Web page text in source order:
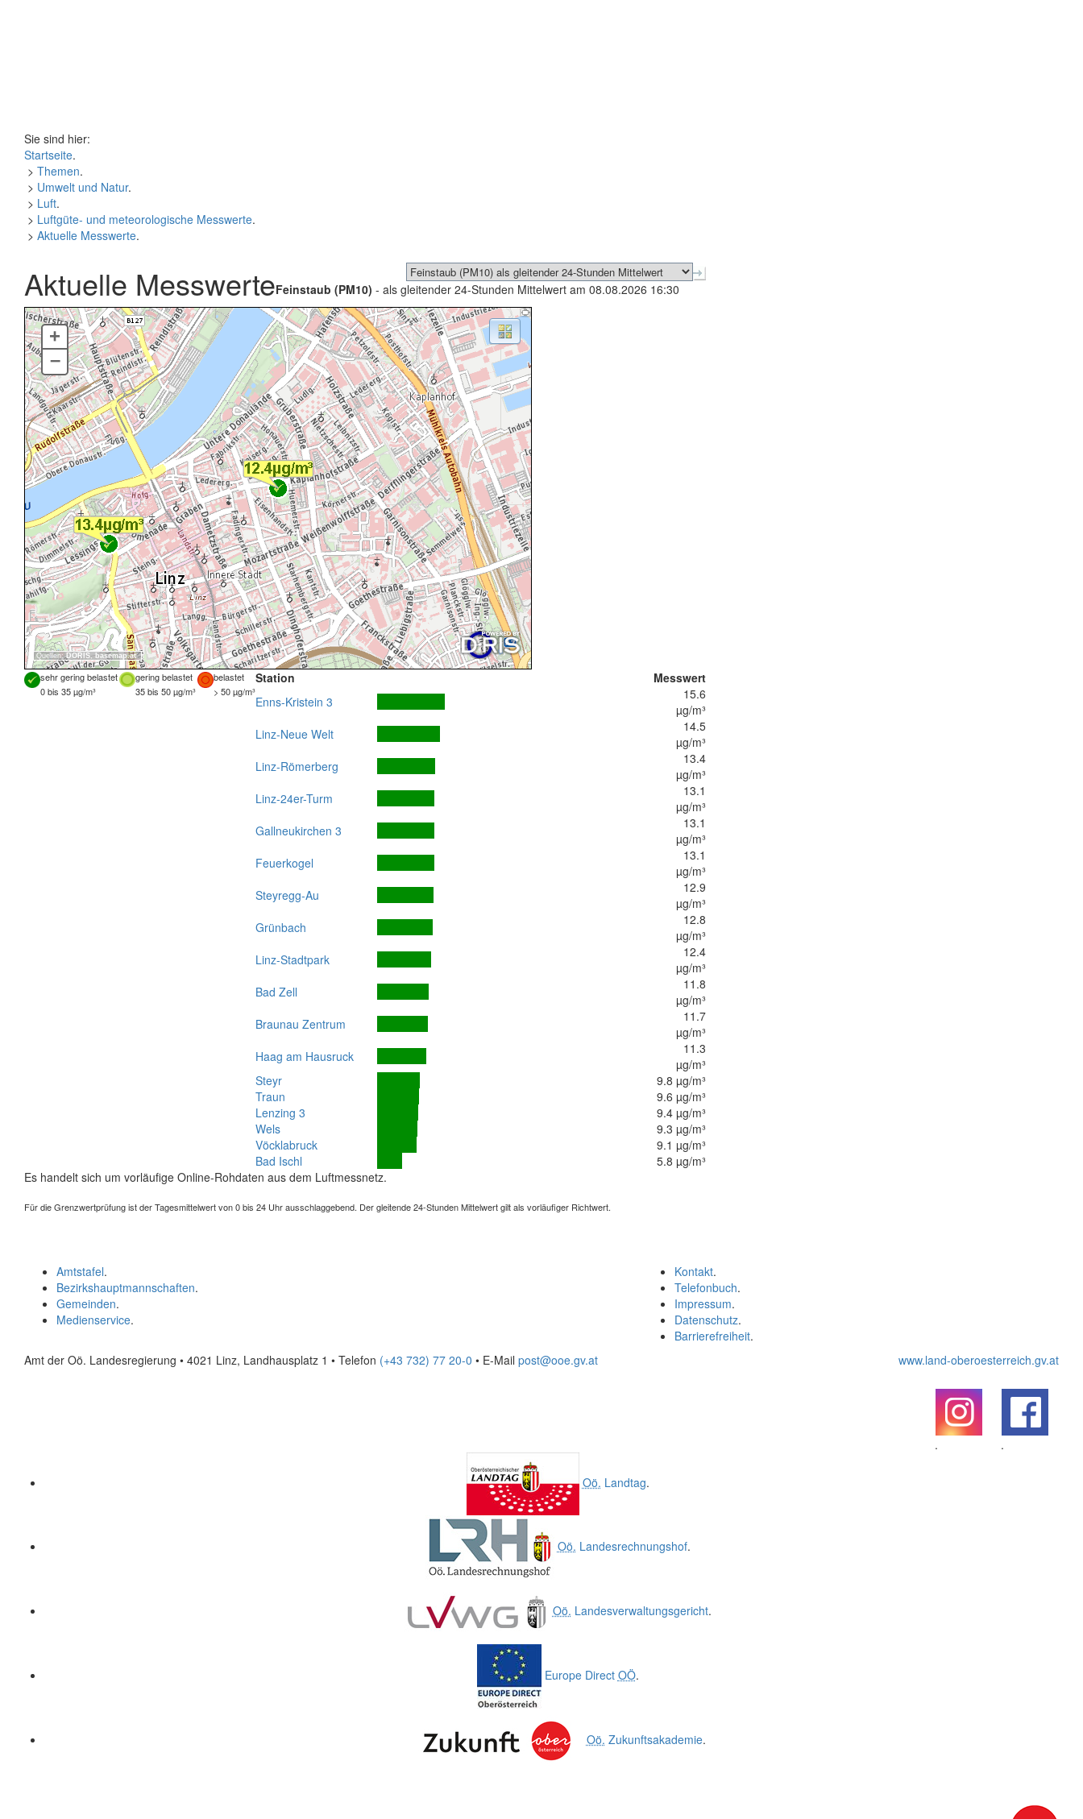
Sie sind hier:
Startseite.
> Themen.
> Umwelt und Natur.
> Luft.
> Luftgüte- und meteorologische Messwerte.
> Aktuelle Messwerte.
Aktuelle MesswerteFeinstaub (PM10) - als gleitender 24-Stunden Mittelwert am 08.08.2026 16:30
Quellen:DORIS, basemap.at
+
–
sehr gering belastet gering belastet
belastet
0 bis 35 µg/m³
35 bis 50 µg/m³ > 50 µg/m³
Station
Messwert
Enns-Kristein 3
15.6
µg/m³
Linz-Neue Welt
14.5
µg/m³
Linz-Römerberg
13.4
µg/m³
Linz-24er-Turm
13.1
µg/m³
Gallneukirchen 3
13.1
µg/m³
Feuerkogel
13.1
µg/m³
Steyregg-Au
12.9
µg/m³
Grünbach
12.8
µg/m³
Linz-Stadtpark
12.4
µg/m³
Bad Zell
11.8
µg/m³
Braunau Zentrum
11.7
µg/m³
Haag am Hausruck
11.3
µg/m³
Steyr
9.8 µg/m³
Traun
9.6 µg/m³
Lenzing 3
9.4 µg/m³
Wels
9.3 µg/m³
Vöcklabruck
9.1 µg/m³
Bad Ischl
5.8 µg/m³
Es handelt sich um vorläufige Online-Rohdaten aus dem Luftmessnetz.
Für die Grenzwertprüfung ist der Tagesmittelwert von 0 bis 24 Uhr ausschlaggebend. Der gleitende 24-Stunden Mittelwert gilt als vorläufiger Richtwert.
Kontakt.
Telefonbuch.
Impressum.
Datenschutz.
Barrierefreiheit.
Amtstafel.
Bezirkshauptmannschaften.
Gemeinden.
Medienservice.
Amt der Oö. Landesregierung • 4021 Linz, Landhausplatz 1 • Telefon (+43 732) 77 20-0 • E-Mail post@ooe.gv.at www.land-oberoesterreich.gv.at
.
.
Oö. Landtag.
Oö. Landesrechnungshof.
Oö. Landesverwaltungsgericht.
Europe Direct OÖ.
Oö. Zukunftsakademie.